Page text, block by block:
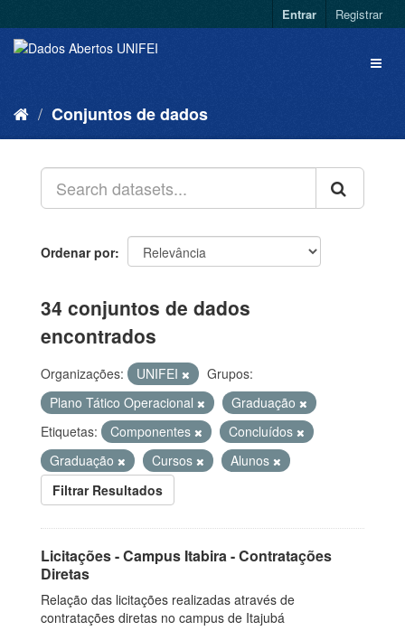
Entrar Registrar
Conjuntos de dados
Ordenar por
34 conjuntos de dados
encontrados
Organizações: UNIFEI
Grupos:
Plano Tático Operacional
Graduação
Etiquetas:
Componentes
Concluídos
Graduação
Cursos
Alunos
Filtrar Resultados
Licitações - Campus Itabira - Contratações
Diretas
Relação das licitações realizadas através de
contratações diretas no campus de Itajubá